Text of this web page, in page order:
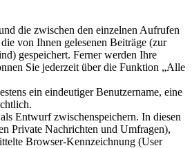
die zwischen den einzelnen Aufrufen
von Ihnen gelesenen Beiträge (zur
gespeichert. Ferner werden Ihre
Sie jederzeit über die Funktion „Alle
ein eindeutiger Benutzername, eine
Entwurf zwischenspeichern. In diesen
Private Nachrichten und Umfragen),
Browser-Kennzeichnung (User